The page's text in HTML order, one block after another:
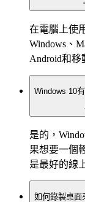
在電腦上使
Windows、
Android和移
Windows 10
是的，
果想要一個
是最好的線
如何錄製桌面